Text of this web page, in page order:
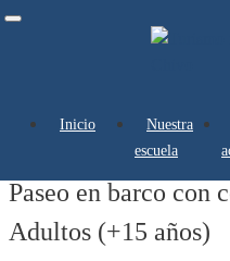
Toggle
Inicio
Nuestra
escuela
Paseo en barco con
Adultos (+15 años)